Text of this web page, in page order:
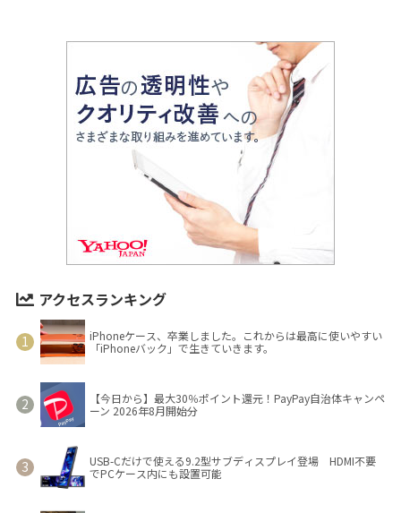
アクセスランキング
iPhoneケース、卒業しました。これからは最高に使いやすい
「iPhoneバック」で生きていきます。
【今日から】最大30％ポイント還元！PayPay自治体キャンペ
ーン 2026年8月開始分
USB-Cだけで使える9.2型サブディスプレイ登場 HDMI不要
でPCケース内にも設置可能